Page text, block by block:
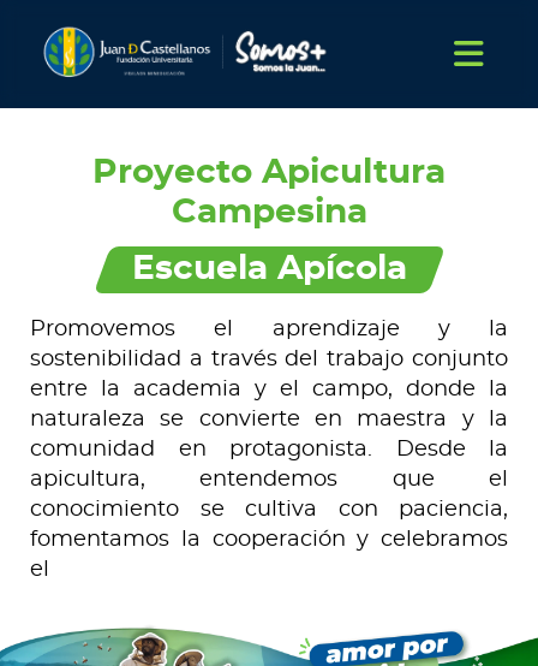
Proyecto Apicultura
Campesina
Escuela Apícola
Promovemos el aprendizaje y la
sostenibilidad a través del trabajo conjunto
entre la academia y el campo, donde la
naturaleza se convierte en maestra y la
comunidad en protagonista. Desde la
apicultura, entendemos que el
conocimiento se cultiva con paciencia,
fomentamos la cooperación y celebramos
el